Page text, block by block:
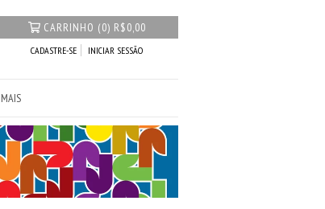
CARRINHO (0) R$0,00
CADASTRE-SE INICIAR SESSÃO